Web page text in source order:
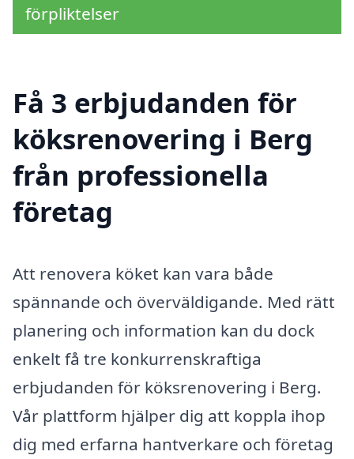
förpliktelser
Få 3 erbjudanden för
köksrenovering i Berg
från professionella
företag
Att renovera köket kan vara både
spännande och överväldigande. Med rätt
planering och information kan du dock
enkelt få tre konkurrenskraftiga
erbjudanden för köksrenovering i Berg.
Vår plattform hjälper dig att koppla ihop
dig med erfarna hantverkare och företag